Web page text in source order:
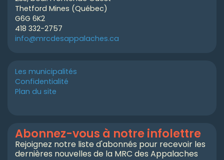
Thetford Mines (Québec)
G6G 6K2
418 332-2757
info@mrcdesappalaches.ca
Les municipalités
Confidentialité
Plan du site
Abonnez-vous à notre infolettre
Rejoignez notre liste d'abonnés pour recevoir les
dernières nouvelles de la MRC des Appalaches